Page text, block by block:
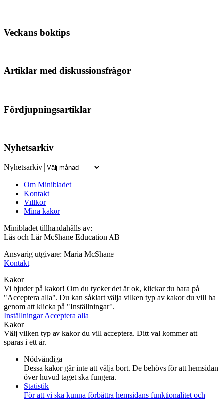
Veckans boktips
Artiklar med diskussionsfrågor
Fördjupningsartiklar
Nyhetsarkiv
Nyhetsarkiv
Om Minibladet
Kontakt
Villkor
Mina kakor
Minibladet tillhandahålls av:
Läs och Lär McShane Education AB
Ansvarig utgivare: Maria McShane
Kontakt
Kakor
Vi bjuder på kakor! Om du tycker det är ok, klickar du bara på
"Acceptera alla". Du kan såklart välja vilken typ av kakor du vill ha
genom att klicka på "Inställningar".
InställningarAcceptera alla
Kakor
Välj vilken typ av kakor du vill acceptera. Ditt val kommer att
sparas i ett år.
Nödvändiga
Dessa kakor går inte att välja bort. De behövs för att hemsidan
över huvud taget ska fungera.
Statistik
För att vi ska kunna förbättra hemsidans funktionalitet och